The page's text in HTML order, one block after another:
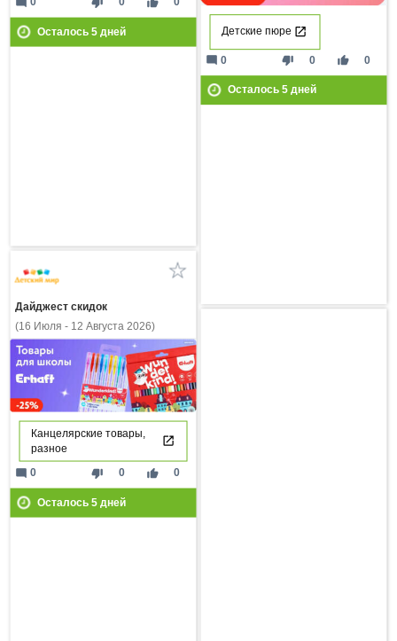
Детские пюре
thumb_down 0 thumb_up 0
mode_comment 0
Осталось 5дней
Осталось 5дней
Дайджест скидок
(16 Июля - 12 Августа 2026)
Канцелярские товары,
разное
thumb_down 0 thumb_up 0
mode_comment 0
Осталось 5дней